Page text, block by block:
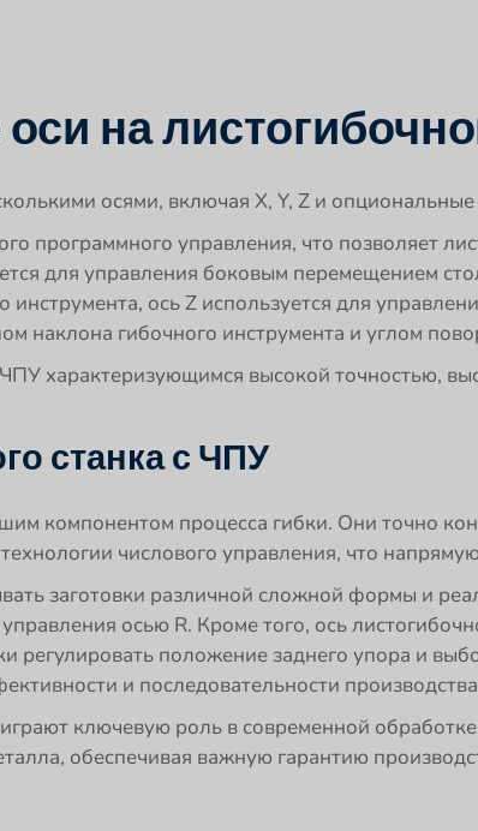
на
осями, включая X, Y, Z и опциональные
программного управления, что позволяет
для управления боковым перемещением
ось Z используется для
наклона гибочного инструмента и углом
характеризующимся высокой точностью,
станка с ЧПУ
компонентом процесса гибки. Они точно
числового управления, что
заготовки различной сложной формы и
осью R. Кроме того, ось
регулировать положение заднего упора и
и последовательности
ключевую роль в современной
обеспечивая важную гарантию